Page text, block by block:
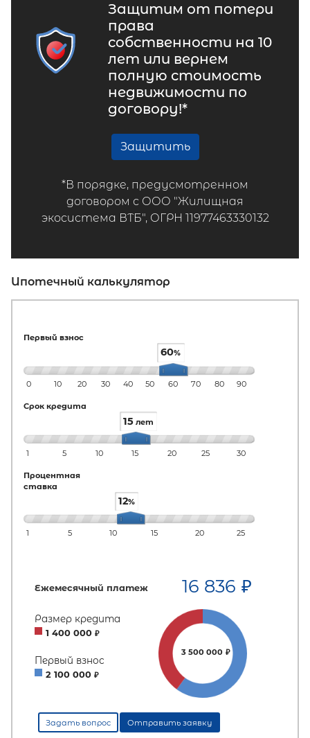
Защитим от потери
права
собственности на 10
лет или вернем
полную стоимость
недвижимости по
договору!*
Защитить
*В порядке, предусмотренном
договором с ООО "Жилищная
экосистема ВТБ", ОГРН 11977463330132
Ипотечный калькулятор